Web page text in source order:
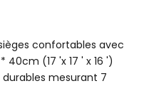
confortables avec
(17 'x 17 ' x 16 ')
durables mesurant 7